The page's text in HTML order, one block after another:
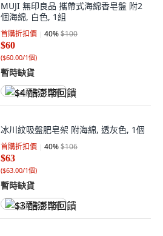
MUJI 無印良品 攜帶式海綿香皂盤 附2
個海綿, 白色, 1組
首購折扣價 40%$100
$60
($60.00/1個)
暫時缺貨
$4 酷澎幣回饋
冰川紋吸盤肥皂架 附海綿, 透灰色, 1個
首購折扣價 40%$106
$63
($63.00/1個)
暫時缺貨
$3 酷澎幣回饋